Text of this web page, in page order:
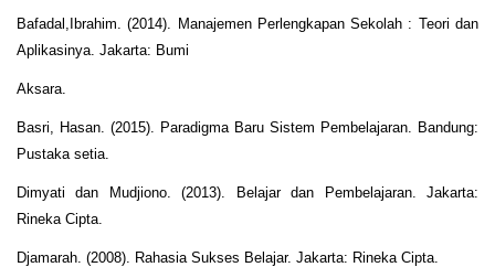
Bafadal,Ibrahim. (2014). Manajemen Perlengkapan Sekolah : Teori dan
Aplikasinya. Jakarta: Bumi
Aksara.
Basri, Hasan. (2015). Paradigma Baru Sistem Pembelajaran. Bandung:
Pustaka setia.
Dimyati dan Mudjiono. (2013). Belajar dan Pembelajaran. Jakarta:
Rineka Cipta.
Djamarah. (2008). Rahasia Sukses Belajar. Jakarta: Rineka Cipta.